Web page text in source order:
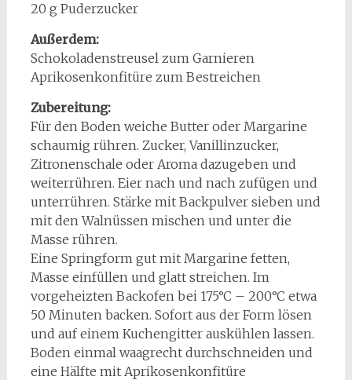
20 g Puderzucker
Außerdem:
Schokoladenstreusel zum Garnieren
Aprikosenkonfitüre zum Bestreichen
Zubereitung:
Für den Boden weiche Butter oder Margarine
schaumig rühren. Zucker, Vanillinzucker,
Zitronenschale oder Aroma dazugeben und
weiterrühren. Eier nach und nach zufügen und
unterrühren. Stärke mit Backpulver sieben und
mit den Walnüssen mischen und unter die
Masse rühren.
Eine Springform gut mit Margarine fetten,
Masse einfüllen und glatt streichen. Im
vorgeheizten Backofen bei 175°C – 200°C etwa
50 Minuten backen. Sofort aus der Form lösen
und auf einem Kuchengitter auskühlen lassen.
Boden einmal waagrecht durchschneiden und
eine Hälfte mit Aprikosenkonfitüre